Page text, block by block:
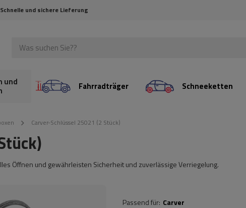
Schnelle und sichere Lieferung
und Fahrradträger Schneeketten
Carver-Schlüssel 25021 (2 Stück)
Öffnen und gewährleisten Sicherheit und zuverlässige Verriegelung.
Passend für Carver